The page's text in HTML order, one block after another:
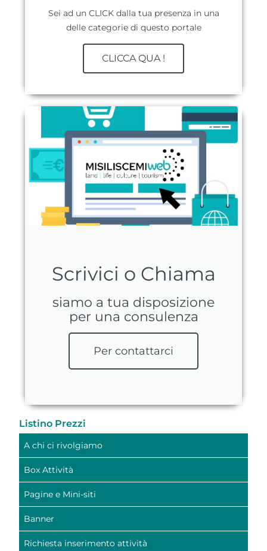
Sei ad un CLICK dalla tua presenza in una
delle categorie di questo portale
CLICCA QUA !
Scrivici o Chiama
siamo a tua disposizione
per una consulenza
Per contattarci
Listino Prezzi
A chi ci rivolgiamo
Box Attività
Pagine e Mini-siti
Banner
Richiesta inserimento attività